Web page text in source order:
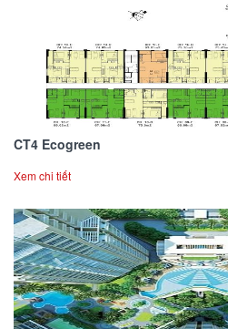
CT4 Ecogreen
Xem chi tiết